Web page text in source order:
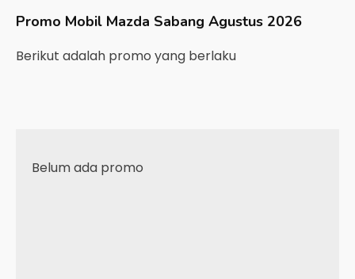
Promo Mobil Mazda Sabang Agustus 2026
Berikut adalah promo yang berlaku
Belum ada promo